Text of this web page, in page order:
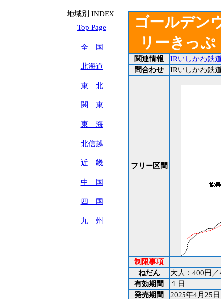
地域別 INDEX
Top Page
全 国
北海道
東 北
関 東
東 海
北信越
近 畿
中 国
四 国
九 州
ゴールデン
リーきっ
関連情報
IRいしかわ鉄
問合わせ
IRいしかわ鉄
フリー区間
制限事項
ねだん
大人：400円
有効期間
１日
発売期間
2025年4月25